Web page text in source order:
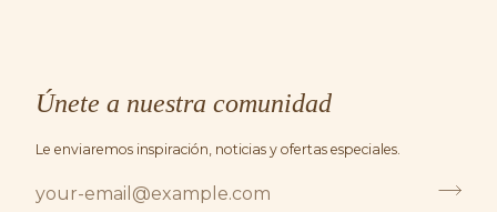
Únete a nuestra comunidad
Le enviaremos inspiración, noticias y ofertas especiales.